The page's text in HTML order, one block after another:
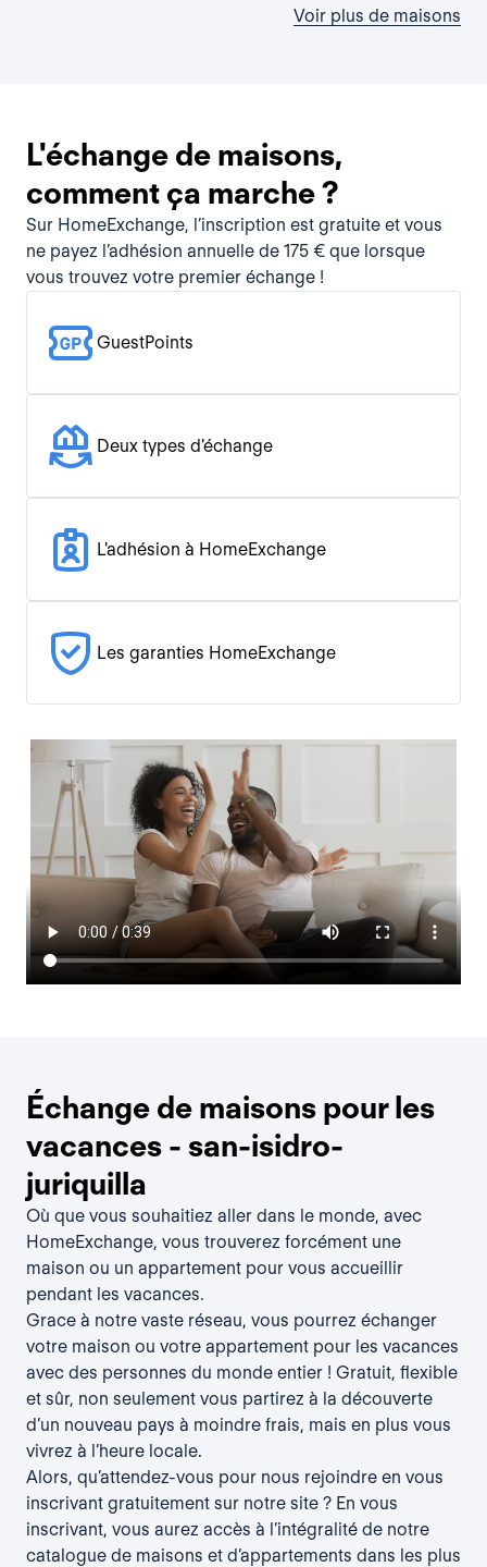
Voir plus de maisons
L'échange de maisons,
comment ça marche ?
Sur HomeExchange, l’inscription est gratuite et vous
ne payez l’adhésion annuelle de 175 € que lorsque
vous trouvez votre premier échange !
GuestPoints
Deux types d'échange
L'adhésion à HomeExchange
Les garanties HomeExchange
Échange de maisons pour les
vacances - san-isidro-
juriquilla
Où que vous souhaitiez aller dans le monde, avec
HomeExchange, vous trouverez forcément une
maison ou un appartement pour vous accueillir
pendant les vacances.
Grace à notre vaste réseau, vous pourrez échanger
votre maison ou votre appartement pour les vacances
avec des personnes du monde entier ! Gratuit, flexible
et sûr, non seulement vous partirez à la découverte
d’un nouveau pays à moindre frais, mais en plus vous
vivrez à l’heure locale.
Alors, qu’attendez-vous pour nous rejoindre en vous
inscrivant gratuitement sur notre site ? En vous
inscrivant, vous aurez accès à l’intégralité de notre
catalogue de maisons et d’appartements dans les plus